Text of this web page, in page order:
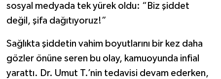
sosyal medyada tek yürek oldu: “Biz şiddet
değil, şifa dağıtıyoruz!”
Sağlıkta şiddetin vahim boyutlarını bir kez daha
gözler önüne seren bu olay, kamuoyunda infial
yarattı. Dr. Umut T.’nin tedavisi devam ederken,